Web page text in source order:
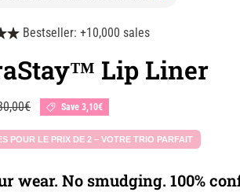
Bestseller: +10,000 sales
Lip Liner
priceSave 3,10€
POUR LE PRIX DE 2 – VOTRE TRIO PARFAIT
wear. No smudging. 100%